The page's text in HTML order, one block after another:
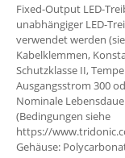
Fixed-Output LED-
unabhängiger LED-
verwendet werden
Kabelklemmen,
Schutzklasse II,
Ausgangsstrom 300
Nominale
(Bedingungen siehe
https://
Gehäuse: